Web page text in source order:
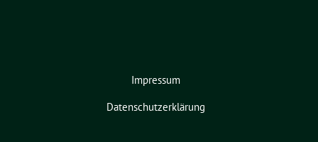
Impressum
Datenschutzerklärung